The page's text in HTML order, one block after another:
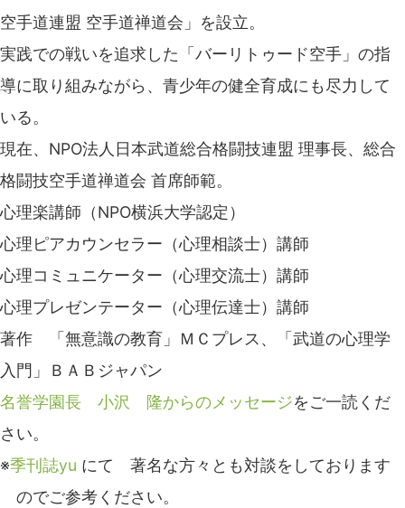
空手道連盟 空手道禅道会」を設立。
実践での戦いを追求した「バーリトゥード空手」の指
導に取り組みながら、青少年の健全育成にも尽力して
いる。
現在、NPO法人日本武道総合格闘技連盟 理事長、総合
格闘技空手道禅道会 首席師範。
心理楽講師（NPO横浜大学認定）
心理ピアカウンセラー（心理相談士）講師
心理コミュニケーター（心理交流士）講師
心理プレゼンテーター（心理伝達士）講師
著作 「無意識の教育」ＭＣプレス、「武道の心理学
入門」ＢＡＢジャパン
名誉学園長 小沢 隆からのメッセージをご一読くだ
さい。
※季刊誌yu にて 著名な方々とも対談をしております
のでご参考ください。